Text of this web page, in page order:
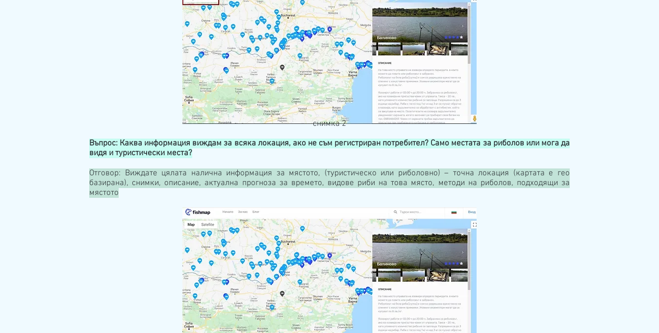
снимка 2
Въпрос: Каква информация виждам за всяка локация, ако не съм регистриран потребител? Само местата за риболов или мога да
видя и туристически места?
Отговор: Виждате цялата налична информация за мястото, (туристическо или риболовно) – точна локация (картата е гео
базирана), снимки, описание, актуална прогноза за времето, видове риби на това място, методи на риболов, подходящи за
мястото